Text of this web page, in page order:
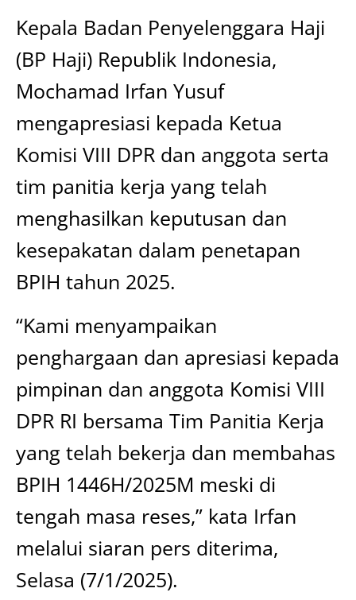
Kepala Badan Penyelenggara Haji
(BP Haji) Republik Indonesia,
Mochamad Irfan Yusuf
mengapresiasi kepada Ketua
Komisi VIII DPR dan anggota serta
tim panitia kerja yang telah
menghasilkan keputusan dan
kesepakatan dalam penetapan
BPIH tahun 2025.
“Kami menyampaikan
penghargaan dan apresiasi kepada
pimpinan dan anggota Komisi VIII
DPR RI bersama Tim Panitia Kerja
yang telah bekerja dan membahas
BPIH 1446H/2025M meski di
tengah masa reses,” kata Irfan
melalui siaran pers diterima,
Selasa (7/1/2025).